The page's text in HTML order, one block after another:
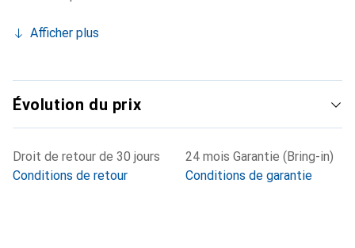
Afficher plus
Évolution du prix
Droit de retour de 30 jours
Conditions de retour
24 mois Garantie (Bring-in)
Conditions de garantie